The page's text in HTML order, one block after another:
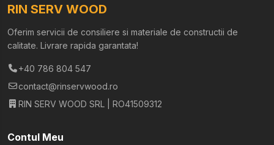
RIN SERV WOOD
Oferim servicii de consiliere si materiale de constructii de
calitate. Livrare rapida garantata!
+40 786 804 547
contact@rinservwood.ro
RIN SERV WOOD SRL | RO41509312
Contul Meu